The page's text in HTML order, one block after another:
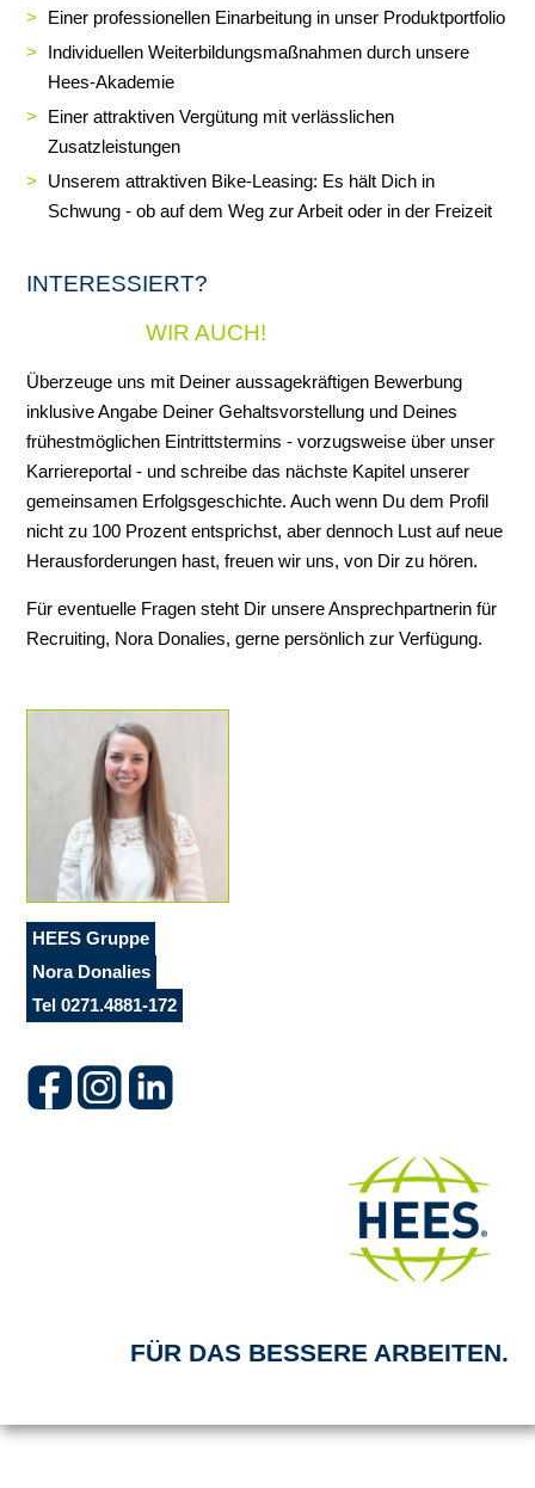
Einer professionellen Einarbeitung in unser Produktportfolio
Individuellen Weiterbildungsmaßnahmen durch unsere
Hees-Akademie
Einer attraktiven Vergütung mit verlässlichen
Zusatzleistungen
Unserem attraktiven Bike-Leasing: Es hält Dich in
Schwung - ob auf dem Weg zur Arbeit oder in der Freizeit
INTERESSIERT?
WIR AUCH!
Überzeuge uns mit Deiner aussagekräftigen Bewerbung
inklusive Angabe Deiner Gehaltsvorstellung und Deines
frühestmöglichen Eintrittstermins - vorzugsweise über unser
Karriereportal - und schreibe das nächste Kapitel unserer
gemeinsamen Erfolgsgeschichte. Auch wenn Du dem Profil
nicht zu 100 Prozent entsprichst, aber dennoch Lust auf neue
Herausforderungen hast, freuen wir uns, von Dir zu hören.
Für eventuelle Fragen steht Dir unsere Ansprechpartnerin für
Recruiting, Nora Donalies, gerne persönlich zur Verfügung.
HEES Gruppe
Nora Donalies
Tel 0271.4881-172
FÜR DAS BESSERE ARBEITEN.